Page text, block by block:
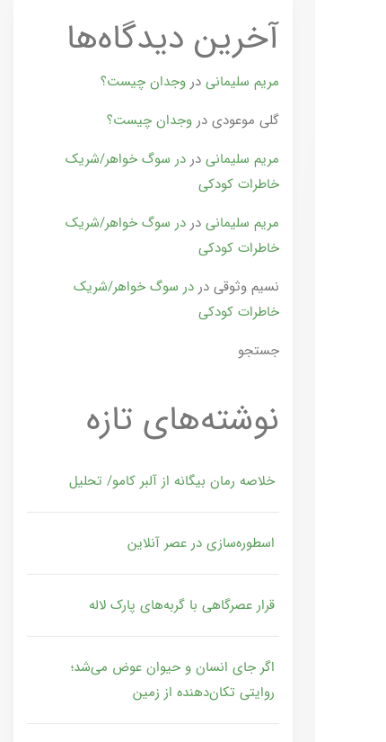
آخرین دیدگاه‌ها
مریم سلیمانی دروجدان چیست؟
گلی موعودی دروجدان چیست؟
مریم سلیمانی دردر سوگ خواهر/شریک
خاطرات کودکی
مریم سلیمانی دردر سوگ خواهر/شریک
خاطرات کودکی
نسیم وثوقی دردر سوگ خواهر/شریک
خاطرات کودکی
جستجو
نوشته‌های تازه
خلاصه رمان بیگانه از آلبر کامو/ تحلیل
اسطوره‌سازی در عصر آنلاین
قرار عصرگاهی با گربه‌های پارک لاله
اگر جای انسان و حیوان عوض می‌شد؛
روایتی تکان‌دهنده از زمین